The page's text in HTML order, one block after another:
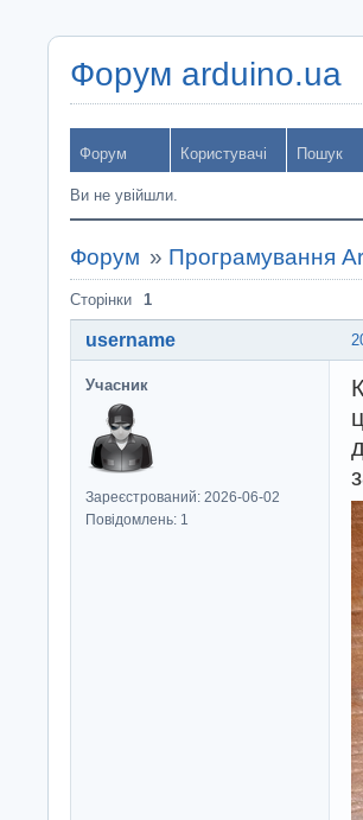
Форум arduino.ua
Форум Користувачі Пошук
Ви не увійшли.
Форум » Програмування
Сторінки 1
username
Учасник
Зареєстрований: 2026-06-02
Повідомлень: 1